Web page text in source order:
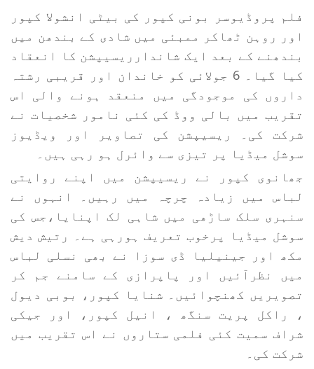
فلم پروڈیوسر بونی کپور کی بیٹی انشولا کپور
اور روہن ٹھاکر ممبئی میں شادی کے بندھن میں
بندھنے کے بعد ایک شاندارریسیپشن کا انعقاد
کیا گیا۔ 6 جولائی کو خاندان اور قریبی رشتہ
داروں کی موجودگی میں منعقد ہونے والی اس
تقریب میں بالی ووڈ کی کئی نامور شخصیات نے
شرکت کی۔ ریسیپشن کی تصاویر اور ویڈیوز
سوشل میڈیا پر تیزی سے وائرل ہو رہی ہیں۔
جھانوی کپور نے ریسیپشن میں اپنے روایتی
لباس میں زیادہ چرچہ میں رہیں۔ انہوں نے
سنہری سلک ساڑھی میں شاہی لک اپنایا،جس کی
سوشل میڈیا پرخوب تعریف ہورہی ہے۔ رتیش دیش
مکھ اور جینیلیا ڈی سوزا نے بھی نسلی لباس
میں نظرآئیں اور پاپرازی کے سامنے جم کر
تصویریں کھنچوائیں۔ شنایا کپور، بوبی دیول
، راکل پریت سنگھ ، انیل کپور، اور جیکی
شراف سمیت کئی فلمی ستاروں نے اس تقریب میں
شرکت کی۔